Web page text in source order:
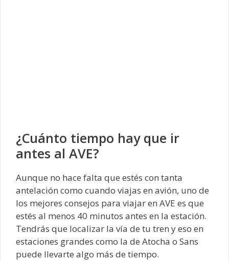
¿Cuánto tiempo hay que ir
antes al AVE?
Aunque no hace falta que estés con tanta
antelación como cuando viajas en avión, uno de
los mejores consejos para viajar en AVE es que
estés al menos 40 minutos antes en la estación.
Tendrás que localizar la vía de tu tren y eso en
estaciones grandes como la de Atocha o Sans
puede llevarte algo más de tiempo.